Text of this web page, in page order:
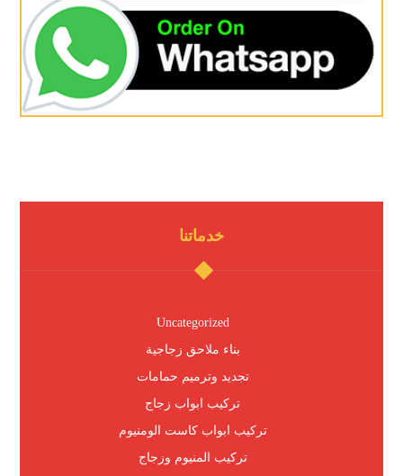
خدماتنا
Uncategorized
بناء ملاحق زجاجية
تجديد وترميم حمامات
تركيب ابواب زجاج
تركيب ابواب كاست الومنيوم
تركيب المنيوم وزجاج